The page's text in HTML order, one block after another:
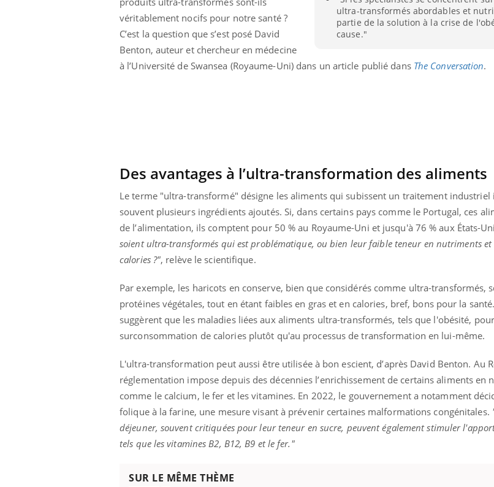
ultra-transformés abordables et
partie de la solution à la crise de
cause."
véritablement nocifs pour notre santé ?
C’est la question que s’est posé David
Benton, auteur et chercheur en médecine
à l’Université de Swansea (Royaume-Uni) dans un article publié dans The Conversation.
Des avantages à l’ultra-transformation des aliments
Le terme "ultra-transformé" désigne les aliments qui subissent un traitement
souvent plusieurs ingrédients ajoutés. Si, dans certains pays comme le Portugal, ces
de l’alimentation, ils comptent pour 50 % au Royaume-Uni et jusqu'à 76 % aux États-
soient ultra-transformés qui est problématique, ou bien leur faible teneur en nutriments
calories ?", relève le scientifique.
Par exemple, les haricots en conserve, bien que considérés comme ultra-transformés,
protéines végétales, tout en étant faibles en gras et en calories, bref, bons pour la
suggèrent que les maladies liées aux aliments ultra-transformés, tels que l'obésité,
surconsommation de calories plutôt qu'au processus de transformation en lui-même.
L'ultra-transformation peut aussi être utilisée à bon escient, d’après David Benton. Au
réglementation impose depuis des décennies l’enrichissement de certains aliments en
comme le calcium, le fer et les vitamines. En 2022, le gouvernement a notamment
folique à la farine, une mesure visant à prévenir certaines malformations congénitales.
déjeuner, souvent critiquées pour leur teneur en sucre, peuvent également stimuler
tels que les vitamines B2, B12, B9 et le fer."
SUR LE MÊME THÈME
Cancer colorectal : une
stratégie simple aurait
changé la donne au Pays
basque
Cytomégalovirus : ce qui
change dans la prise en
charge des femmes
enceintes